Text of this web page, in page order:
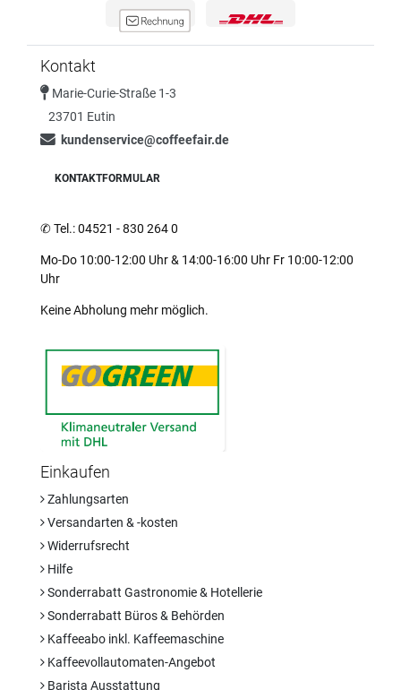
Kontakt
Marie-Curie-Straße 1-3
23701 Eutin
kundenservice@coffeefair.de
KONTAKTFORMULAR
✆Tel.: 04521 - 830 264 0
Mo-Do 10:00-12:00 Uhr & 14:00-16:00 Uhr Fr 10:00-12:00
Uhr
Keine Abholung mehr möglich.
Einkaufen
Zahlungsarten
Versandarten & -kosten
Widerrufsrecht
Hilfe
Sonderrabatt Gastronomie & Hotellerie
Sonderrabatt Büros & Behörden
Kaffeeabo inkl. Kaffeemaschine
Kaffeevollautomaten-Angebot
Barista Ausstattung